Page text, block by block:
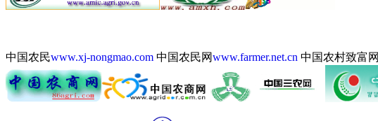
中国农民www.xj-nongmao.com 中国农民网www.farmer.net.cn 中国农村致富网